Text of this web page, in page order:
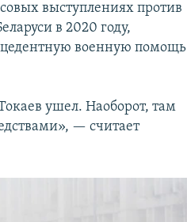
выступлениях против
в 2020 году,
военную помощь
ушел. Наоборот, там
— считает